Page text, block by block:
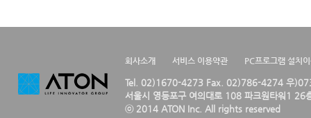
회사소개 서비스 이용약관 PC프로그램 설치
Tel. 02)1670-4273 Fax. 02)786-4274 우
서울시 영등포구 여의대로 108 파크원타워1 26
ⓒ 2014 ATON Inc. All rights reserved